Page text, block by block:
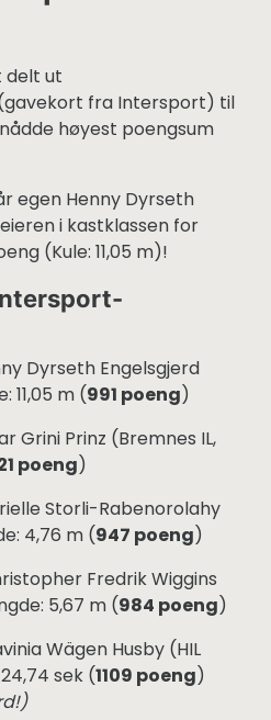
delt ut
fra Intersport) til
høyest poengsum
egen Henny Dyrseth
i kastklassen for
(Kule: 11,05 m)!
Dyrseth Engelsgjerd
11,05 m (991 poeng)
Grini Prinz (Bremnes IL,
poeng)
Storli-Rabenorolahy
4,76 m (947 poeng)
Fredrik Wiggins
5,67 m (984 poeng)
Wägen Husby (HIL
sek (1109 poeng)